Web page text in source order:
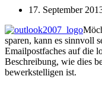
17. September
sparen, kann es sinnvoll
Emailpostfaches auf die
Beschreibung, wie dies
bewerkstelligen ist.